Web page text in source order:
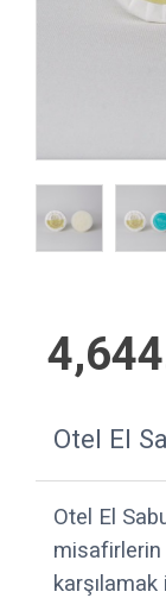
Otel El
Otel El
misafirlerin